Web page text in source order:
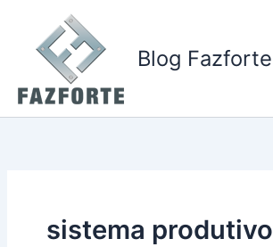
conteúdo
Blog Fazforte
sistema produtivo